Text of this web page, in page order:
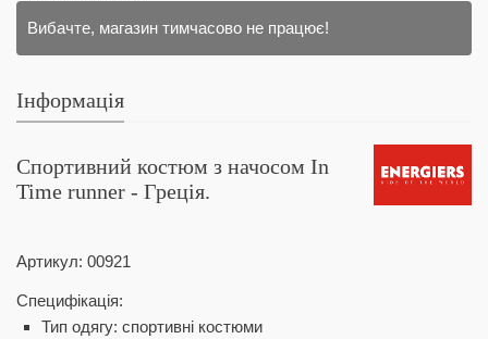
Вибачте, магазин тимчасово не працює!
Інформація
Спортивний костюм з начосом In
Time runner - Греція.
Артикул: 00921
Специфікація:
Тип одягу: спортивні костюми